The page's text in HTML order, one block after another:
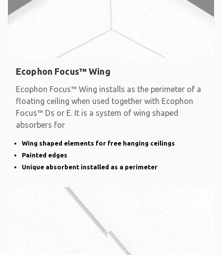
Ecophon Focus™ Wing
Ecophon Focus™ Wing installs as the perimeter of a
floating ceiling when used together with Ecophon
Focus™ Ds or E. It is a system of wing shaped
absorbers for
Wing shaped elements for free hanging ceilings
Painted edges
Unique absorbent installed as a perimeter